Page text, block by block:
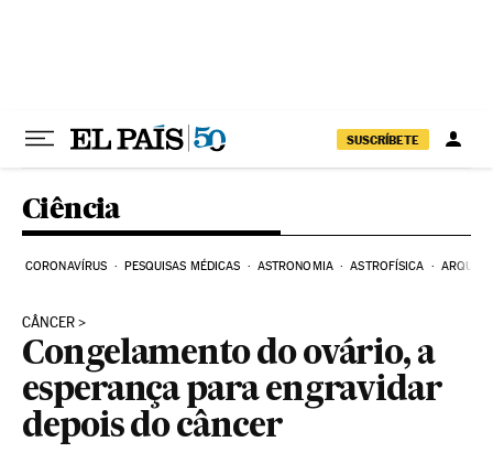
SUSCRÍBETE
Ciência
CORONAVÍRUS PESQUISAS MÉDICAS ASTRONOMIA ASTROFÍSICA
CÂNCER
Congelamento do ovário, a
esperança para engravidar
depois do câncer